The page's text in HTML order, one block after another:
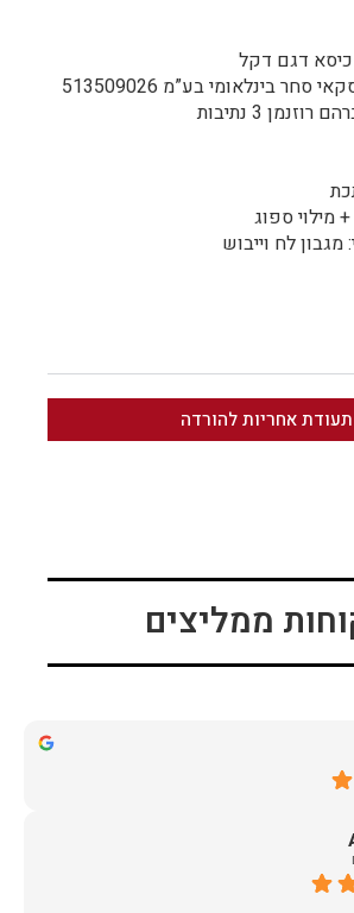
דגם דקל
בינלאומי בע”מ 513509026
3 נתיבות
מילוי ספוג
מגבון לח וייבוש
תעודת אחריות להורדה
ממליצים